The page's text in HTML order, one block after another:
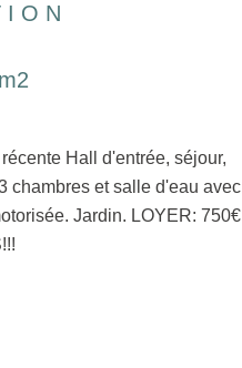
Hall d'entrée, séjour,
chambres et salle d'eau avec
Jardin. LOYER: 750€